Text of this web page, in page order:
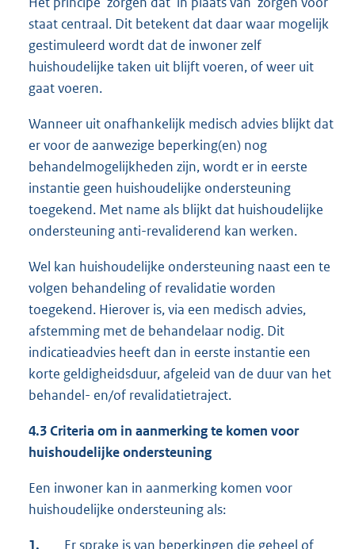
staat centraal. Dit betekent dat daar waar mogelijk
gestimuleerd wordt dat de inwoner zelf
huishoudelijke taken uit blijft voeren, of weer uit
gaat voeren.
Wanneer uit onafhankelijk medisch advies blijkt dat
er voor de aanwezige beperking(en) nog
behandelmogelijkheden zijn, wordt er in eerste
instantie geen huishoudelijke ondersteuning
toegekend. Met name als blijkt dat huishoudelijke
ondersteuning anti-revaliderend kan werken.
Wel kan huishoudelijke ondersteuning naast een te
volgen behandeling of revalidatie worden
toegekend. Hierover is, via een medisch advies,
afstemming met de behandelaar nodig. Dit
indicatieadvies heeft dan in eerste instantie een
korte geldigheidsduur, afgeleid van de duur van het
behandel- en/of revalidatietraject.
4.3 Criteria om in aanmerking te komen voor
huishoudelijke ondersteuning
Een inwoner kan in aanmerking komen voor
huishoudelijke ondersteuning als:
1. Er sprake is van beperkingen die geheel of